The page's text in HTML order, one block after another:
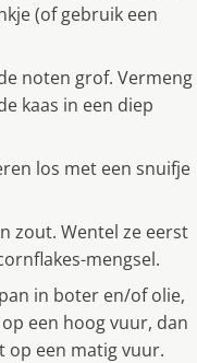
(of gebruik een
noten grof. Vermeng
kaas in een diep
los met een snuifje
zout. Wentel ze eerst
mengsel.
in boter en/of olie,
een hoog vuur, dan
op een matig vuur.